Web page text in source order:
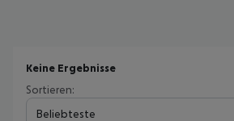
Keine Ergebnisse
Sortieren:
Beliebteste